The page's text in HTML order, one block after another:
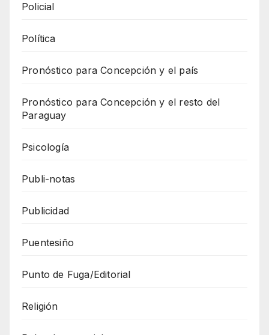
Policial
Política
Pronóstico para Concepción y el país
Pronóstico para Concepción y el resto del
Paraguay
Psicología
Publi-notas
Publicidad
Puentesiño
Punto de Fuga/Editorial
Religión